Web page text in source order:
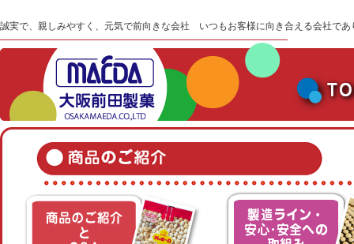
誠実で、親しみやすく、元気で前向きな会社 いつもお客様に向き合える会社であ